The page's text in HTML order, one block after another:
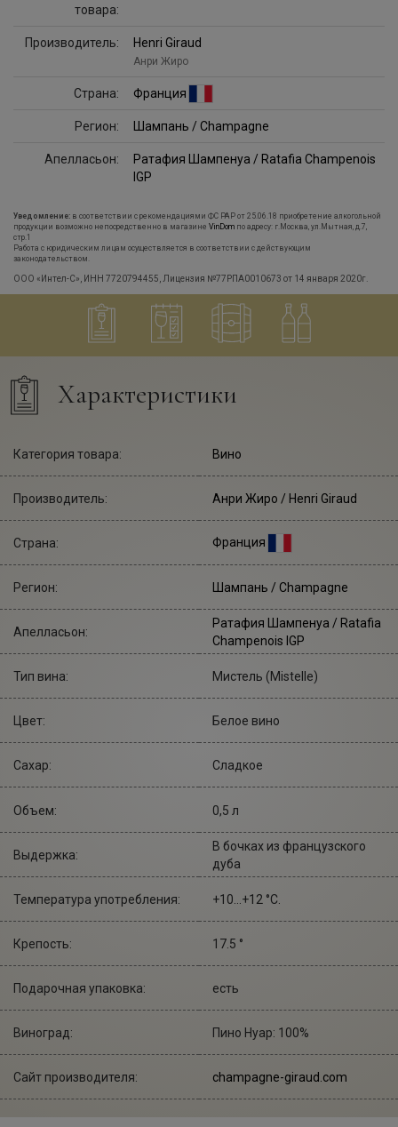
товара:
Производитель: Henri Giraud
Анри Жиро
Страна: Франция
Регион: Шампань / Champagne
Апелласьон:
Ратафия Шампенуа / Ratafia Champenois
IGP
Уведомление: в соответствии с рекомендациями ФС РАР от 25.06.18 приобретение алкогольной
продукции возможно непосредственно в магазине VinDom по адресу: г.Москва, ул.Мытная, д.7,
стр.1
Работа с юридическим лицам осуществляется в соответствии с действующим
законодательством.
ООО «Интел-С», ИНН 7720794455, Лицензия №77РПА0010673 от 14 января 2020г.
Характеристики
Категория товара: Вино
Производитель: Анри Жиро / Henri Giraud
Страна: Франция
Регион: Шампань / Champagne
Апелласьон:
Ратафия Шампенуа / Ratafia
Champenois IGP
Тип вина: Мистель (Mistelle)
Цвет: Белое вино
Сахар: Сладкое
Объем: 0,5 л
Выдержка:
В бочках из французского
дуба
Температура употребления: +10...+12 °С.
Крепость: 17.5 °
Подарочная упаковка: есть
Виноград: Пино Нуар: 100%
Сайт производителя: champagne-giraud.com